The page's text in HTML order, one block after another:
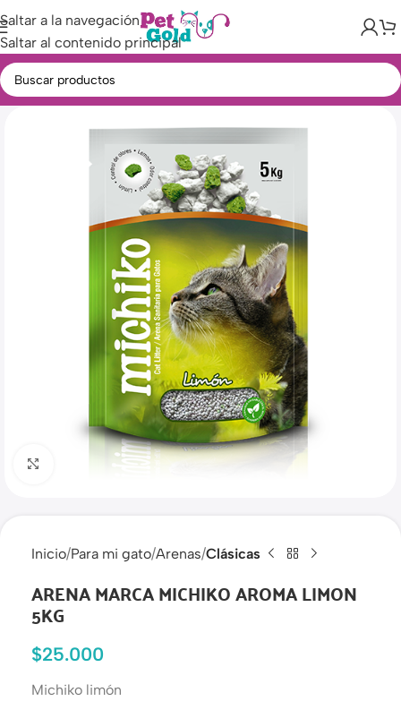
Saltar a la navegación
Saltar al contenido principal
Haga clic para ampliar
Inicio Para mi gato Arenas Clásicas
ARENA MARCA MICHIKO AROMA LIMON
5KG
$25.000
Michiko limón